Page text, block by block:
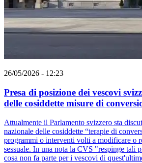
26/05/2026 - 12:23
Presa di posizione dei vescovi
delle cosiddette misure di
Attualmente il Parlamento svizzero sta
nazionale delle cosiddette “terapie di
programmi o interventi volti a modificare o
sessuale. In una nota la CVS "respinge tali
cosa non fa parte per i vescovi di